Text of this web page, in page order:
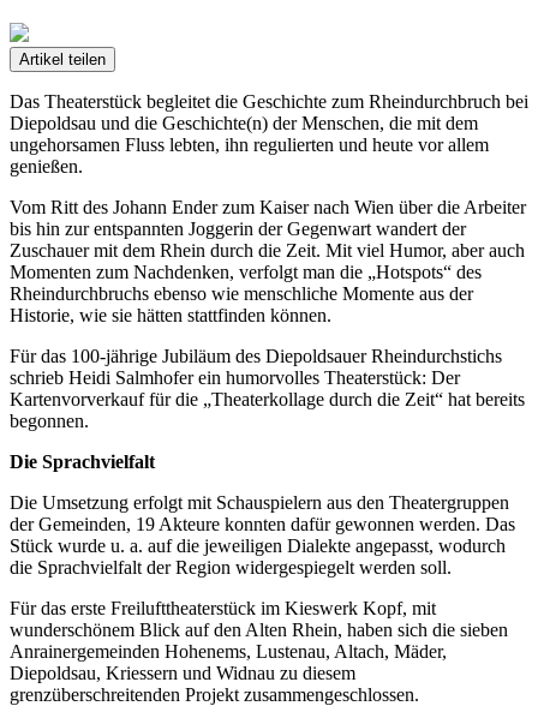
Artikel teilen
Das Theaterstück begleitet die Geschichte zum Rheindurchbruch bei
Diepoldsau und die Geschichte(n) der Menschen, die mit dem
ungehorsamen Fluss lebten, ihn regulierten und heute vor allem
genießen.
Vom Ritt des Johann Ender zum Kaiser nach Wien über die Arbeiter
bis hin zur entspannten Joggerin der Gegenwart wandert der
Zuschauer mit dem Rhein durch die Zeit. Mit viel Humor, aber auch
Momenten zum Nachdenken, verfolgt man die „Hotspots“ des
Rheindurchbruchs ebenso wie menschliche Momente aus der
Historie, wie sie hätten stattfinden können.
Für das 100-jährige Jubiläum des Diepoldsauer Rheindurchstichs
schrieb Heidi Salmhofer ein humorvolles Theaterstück: Der
Kartenvorverkauf für die „Theaterkollage durch die Zeit“ hat bereits
begonnen.
Die Sprachvielfalt
Die Umsetzung erfolgt mit Schauspielern aus den Theatergruppen
der Gemeinden, 19 Akteure konnten dafür gewonnen werden. Das
Stück wurde u. a. auf die jeweiligen Dialekte angepasst, wodurch
die Sprachvielfalt der Region widergespiegelt werden soll.
Für das erste Freilufttheaterstück im Kieswerk Kopf, mit
wunderschönem Blick auf den Alten Rhein, haben sich die sieben
Anrainergemeinden Hohenems, Lustenau, Altach, Mäder,
Diepoldsau, Kriessern und Widnau zu diesem
grenzüberschreitenden Projekt zusammengeschlossen.